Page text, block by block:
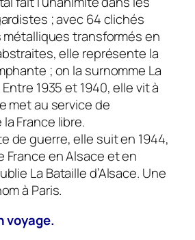
; avec 64 clichés
métalliques transformés en
elle représente la
; on la surnomme La
Entre 1935 et 1940, elle vit à
met au service de
France libre.
de guerre, elle suit en 1944,
France en Alsace et en
La Bataille d’Alsace. Une
à Paris.
voyage.